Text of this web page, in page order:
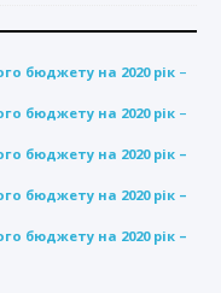
бюджету на 2020 рік –
бюджету на 2020 рік –
бюджету на 2020 рік –
бюджету на 2020 рік –
бюджету на 2020 рік –